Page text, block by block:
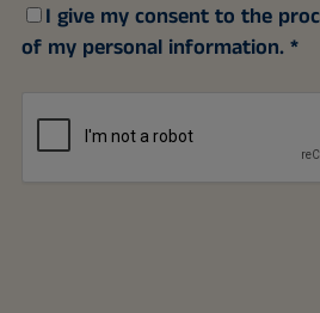
I give my consent to the
of my personal information.